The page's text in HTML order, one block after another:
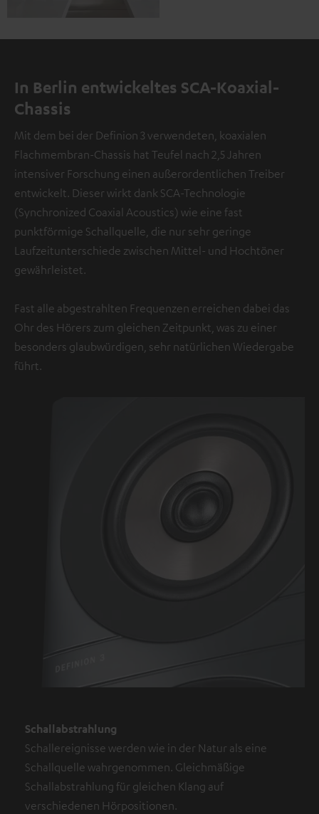
In Berlin entwickeltes SCA-Koaxial-
Chassis
Mit dem bei der Definion 3 verwendeten, koaxialen
Flachmembran-Chassis hat Teufel nach 2,5 Jahren
intensiver Forschung einen außerordentlichen Treiber
entwickelt. Dieser wirkt dank SCA-Technologie
(Synchronized Coaxial Acoustics) wie eine fast
punktförmige Schallquelle, die nur sehr geringe
Laufzeitunterschiede zwischen Mittel- und Hochtöner
gewährleistet.
Fast alle abgestrahlten Frequenzen erreichen dabei das
Ohr des Hörers zum gleichen Zeitpunkt, was zu einer
besonders glaubwürdigen, sehr natürlichen Wiedergabe
führt.
Schallabstrahlung
Schallereignisse werden wie in der Natur als eine
Schallquelle wahrgenommen. Gleichmäßige
Schallabstrahlung für gleichen Klang auf
verschiedenen Hörpositionen.